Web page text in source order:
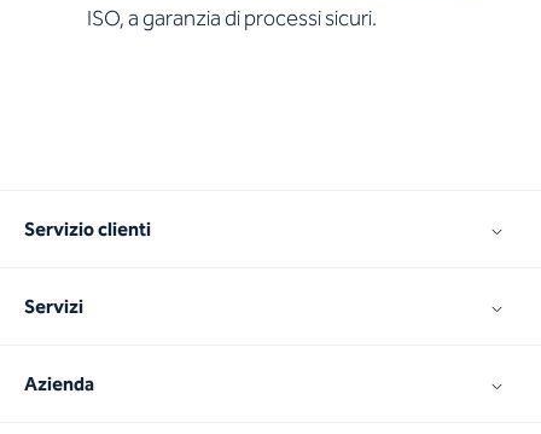
ISO, a garanzia di processi sicuri.
Servizio clienti
Servizi
Azienda